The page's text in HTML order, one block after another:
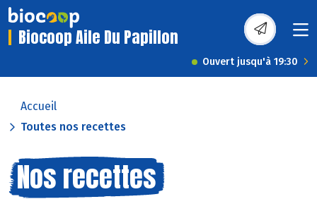
Biocoop Aile Du Papillon
Ouvert jusqu'à 19:30
Accueil
Toutes nos recettes
Nos recettes